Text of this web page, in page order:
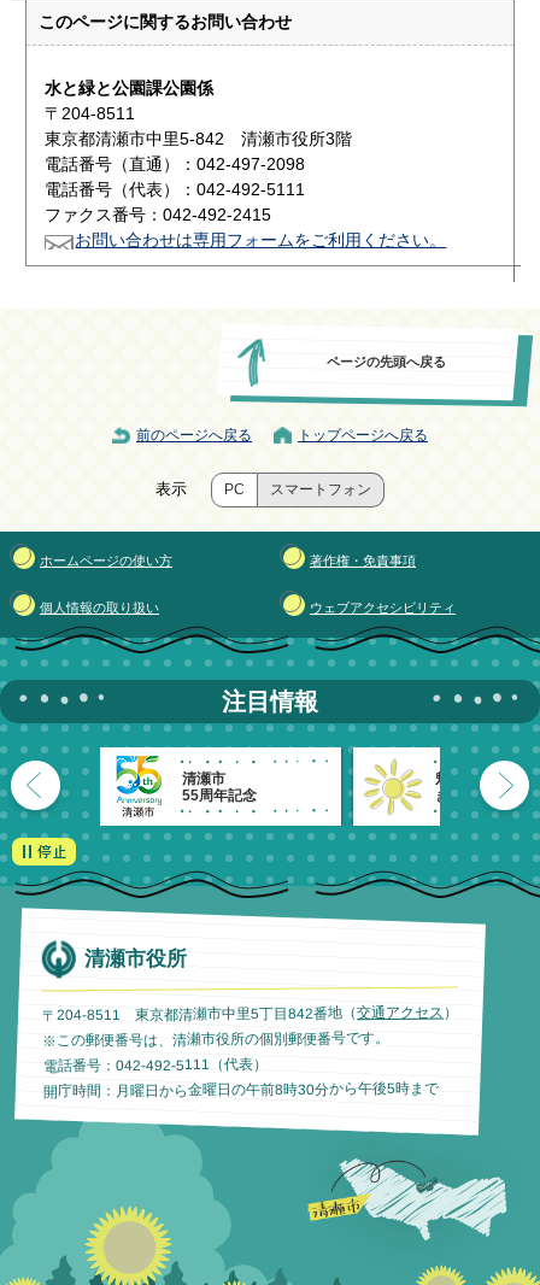
このページに関するお問い合わせ
水と緑と公園課公園係
〒204-8511
東京都清瀬市中里5-842 清瀬市役所3階
電話番号（直通）：042-497-2098
電話番号（代表）：042-492-5111
ファクス番号：042-492-2415
お問い合わせは専用フォームをご利用ください。
ページの先頭へ戻る
前のページへ戻る トップページへ戻る
表示 PC スマートフォン
ホームページの使い方 著作権・免責事項
個人情報の取り扱い ウェブアクセシビリティ
注目情報
清瀬市
55周年記念
魅力発信！
きよせのーと。
清瀬市役所
〒204-8511 東京都清瀬市中里5丁目842番地（交通アクセス ）
※この郵便番号は、清瀬市役所の個別郵便番号です。
電話番号：042-492-5111（代表）
開庁時間：月曜日から金曜日の午前8時30分から午後5時まで